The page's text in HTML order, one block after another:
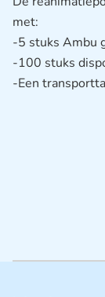
met:
-5 stuks Ambu
-100 stuks
-Een